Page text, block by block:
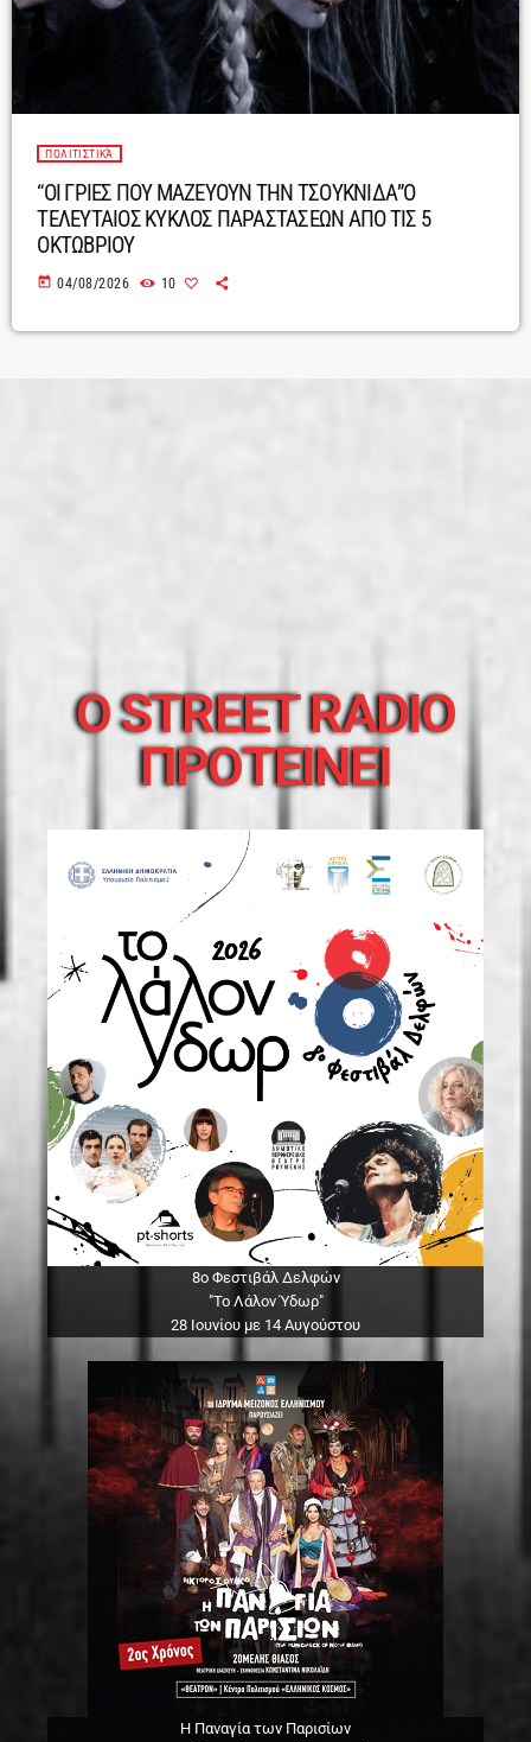
ΠΟΛΙΤΙΣΤΙΚΆ
“ΟΙ ΓΡΙΕΣ ΠΟΥ ΜΑΖΕΥΟΥΝ ΤΗΝ ΤΣΟΥΚΝΙΔΑ”Ο
ΤΕΛΕΥΤΑΙΟΣ ΚΥΚΛΟΣ ΠΑΡΑΣΤΑΣΕΩΝ ΑΠΟ ΤΙΣ 5
ΟΚΤΩΒΡΙΟΥ
today 04/08/2026 10
O STREET RADIO
ΠΡΟΤΕΙΝΕΙ
8ο Φεστιβάλ Δελφών
"Το Λάλον Ύδωρ"
28 Ιουνίου με 14 Αυγούστου
Η Παναγία των Παρισίων